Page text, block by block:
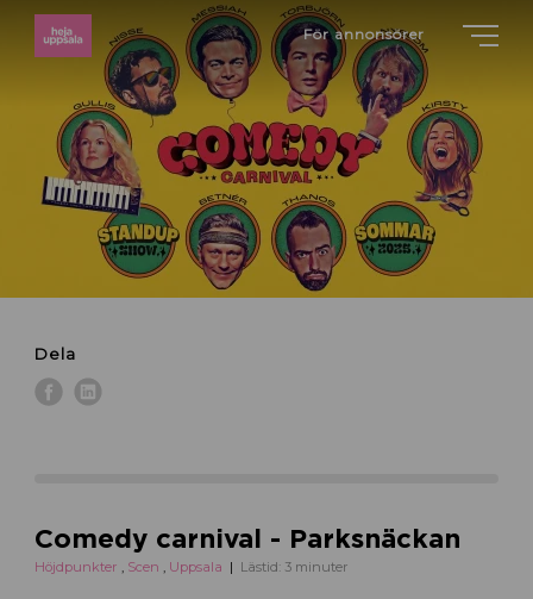
För annonsörer
Dela
Comedy carnival - Parksnäckan
Höjdpunkter , Scen , Uppsala Lästid: 3 minuter